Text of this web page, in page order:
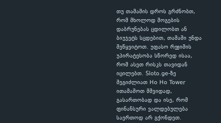
თუ თამაშის დროს გრძნობთ,
რომ მხოლოდ მოგების
დაბრუნებას ცდილობთ ან
ბიუჯეტს სცდებით, თამაში უნდა
შეწყვიტოთ. უფასო რეჟიმის
უპირატესობა სწორედ ისაა,
რომ ასეთ რისკს თავიდან
იცილებთ. Sloto.ge-ზე
შეგიძლიათ Ho Ho Tower
ითამაშოთ მშვიდად,
გასართობად და ისე, რომ
ფინანსური ვალდებულება
საერთოდ არ გქონდეთ.